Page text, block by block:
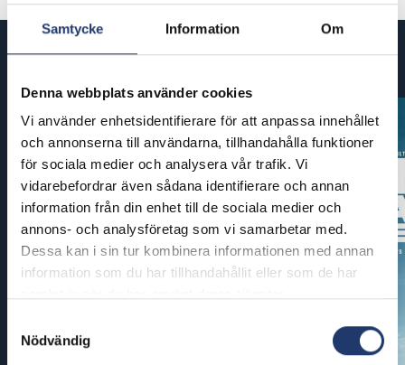
Samtycke Information Om
Denna webbplats använder cookies
Vi använder enhetsidentifierare för att anpassa innehållet
och annonserna till användarna, tillhandahålla funktioner
för sociala medier och analysera vår trafik. Vi
vidarebefordrar även sådana identifierare och annan
information från din enhet till de sociala medier och
annons- och analysföretag som vi samarbetar med.
Dessa kan i sin tur kombinera informationen med annan
information som du har tillhandahållit eller som de har
Nödvändig
Kommande filmer